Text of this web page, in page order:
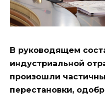
В руководящем
индустриальной
произошли
перестановки,